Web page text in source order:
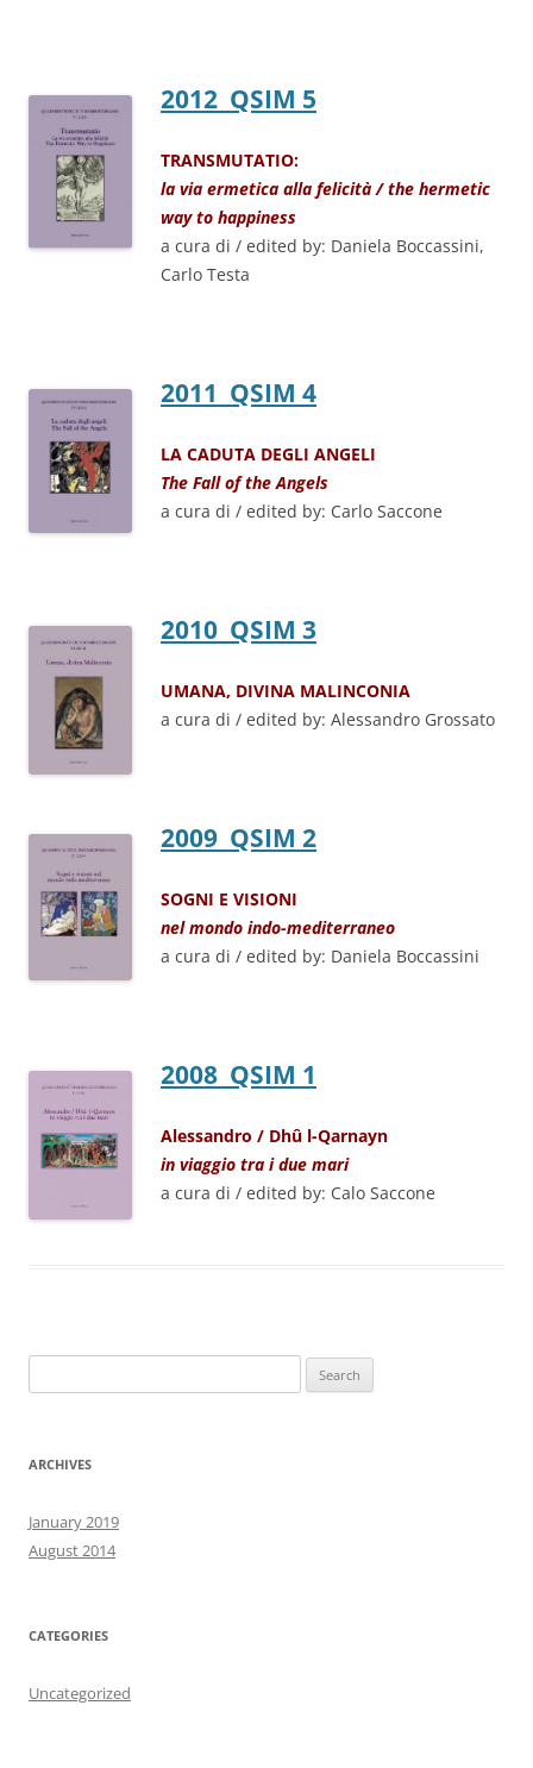
2012 QSIM 5
TRANSMUTATIO:
la via ermetica alla felicità / the hermetic
way to happiness
a cura di / edited by: Daniela Boccassini,
Carlo Testa
2011 QSIM 4
LA CADUTA DEGLI ANGELI
The Fall of the Angels
a cura di / edited by: Carlo Saccone
2010 QSIM 3
UMANA, DIVINA MALINCONIA
a cura di / edited by: Alessandro Grossato
2009 QSIM 2
SOGNI E VISIONI
nel mondo indo-mediterraneo
a cura di / edited by: Daniela Boccassini
2008 QSIM 1
Alessandro / Dhû l-Qarnayn
in viaggio tra i due mari
a cura di / edited by: Calo Saccone
for:
ARCHIVES
January 2019
August 2014
CATEGORIES
Uncategorized